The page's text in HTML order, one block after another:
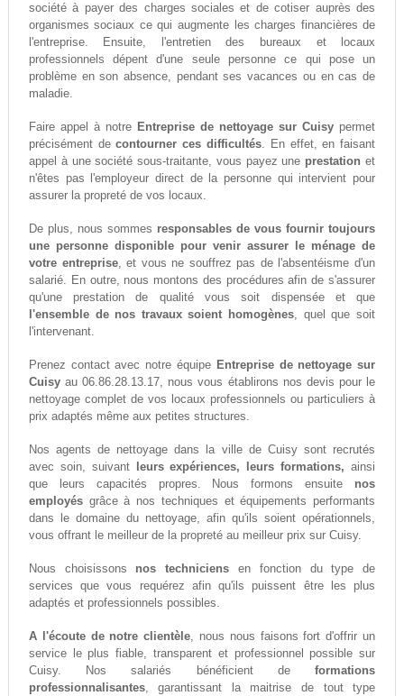
société à payer des charges sociales et de cotiser auprès des
organismes sociaux ce qui augmente les charges financières de
l'entreprise. Ensuite, l'entretien des bureaux et locaux
professionnels dépent d'une seule personne ce qui pose un
problème en son absence, pendant ses vacances ou en cas de
maladie.
Faire appel à notre Entreprise de nettoyage sur Cuisy permet
précisément decontourner ces difficultés. En effet, en faisant
appel à une société sous-traitante, vous payez une prestation et
n'êtes pas l'employeur direct de la personne qui intervient pour
assurer la propreté de vos locaux.
De plus, nous sommes responsables de vous fournir toujours
une personne disponible pour venir assurer le ménage de
votre entreprise, et vous ne souffrez pas de l'absentéisme d'un
salarié. En outre, nous montons des procédures afin de s'assurer
qu'une prestation de qualité vous soit dispensée et que
l'ensemble de nos travaux soient homogènes, quel que soit
l'intervenant.
Prenez contact avec notre équipe Entreprise de nettoyage sur
Cuisyau 06.86.28.13.17, nous vous établirons nos devis pour le
nettoyage complet de vos locaux professionnels ou particuliers à
prix adaptés même aux petites structures.
Nos agents de nettoyage dans la ville de Cuisy sont recrutés
avec soin, suivant
leurs expériences, leurs formations, ainsi
que leurs capacités propres. Nous formons ensuite nos
employésgrâce à nos techniques et équipements performants
dans le domaine du nettoyage, afin qu'ils soient opérationnels,
vous offrant le meilleur de la propreté au meilleur prix sur Cuisy.
Nous choisissons nos techniciens en fonction du type de
services que vous requérez afin qu'ils puissent être les plus
adaptés et professionnels possibles.
A l'écoute de notre clientèle, nous nous faisons fort d'offrir un
service le plus fiable, transparent et professionnel possible sur
Cuisy. Nos salariés bénéficient deformations
professionnalisantes, garantissant la maitrise de tout type